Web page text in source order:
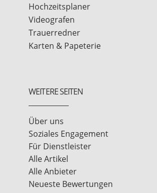
Hochzeitsplaner
Videografen
Trauerredner
Karten & Papeterie
WEITERE SEITEN
Über uns
Soziales Engagement
Für Dienstleister
Alle Artikel
Alle Anbieter
Neueste Bewertungen